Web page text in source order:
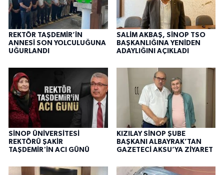
REKTÖR TAŞDEMİR’İN
ANNESİ SON YOLCULUĞUNA
UĞURLANDI
SALİM AKBAŞ, SİNOP TSO
BAŞKANLIĞINA YENİDEN
ADAYLIĞINI AÇIKLADI
SİNOP ÜNİVERSİTESİ
REKTÖRÜ ŞAKİR
TAŞDEMİR'İN ACI GÜNÜ
KIZILAY SİNOP ŞUBE
BAŞKANI ALBAYRAK’TAN
GAZETECİ AKSU’YA ZİYARET